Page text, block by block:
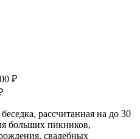
₽
рассчитанная на до 30
больших пикников,
свадебных